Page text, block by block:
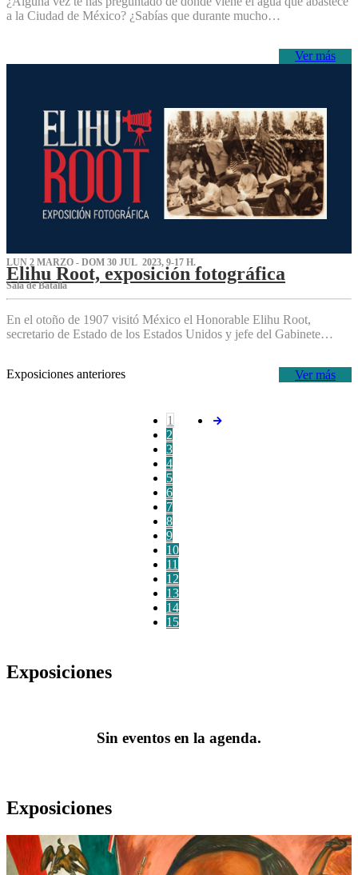
a la Ciudad de México? ¿Sabías que durante mucho…
Ver más
LUN 2 MARZO - DOM 30 JUL 2023, 9-17 H.
Elihu Root, exposición fotográfica
Sala de Batalla
En el otoño de 1907 visitó México el Honorable Elihu Root,
secretario de Estado de los Estados Unidos y jefe del Gabinete…
Ver más
Exposiciones anteriores
1
2
3
4
5
6
7
8
9
10
11
12
13
14
15
Exposiciones
Sin eventos en la agenda.
Exposiciones